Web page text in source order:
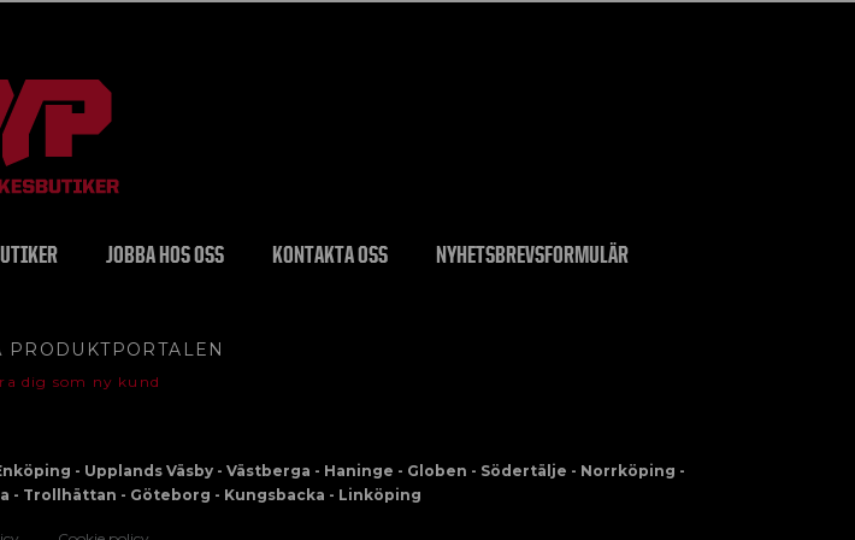
JOBBA HOS OSS KONTAKTA OSS NYHETSBREVSFORMULÄR
PRODUKTPORTALEN
dig som ny kund
- Upplands Väsby - Västberga - Haninge - Globen - Södertälje - Norrköping -
- Trollhättan - Göteborg - Kungsbacka - Linköping